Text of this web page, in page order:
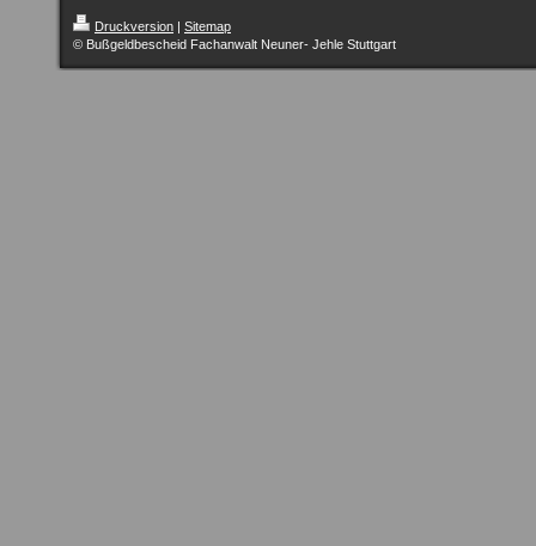
Druckversion | Sitemap
© Bußgeldbescheid Fachanwalt Neuner- Jehle Stuttgart